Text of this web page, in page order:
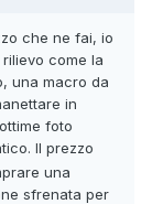
che ne fai, io
come la
una macro da
in
foto
Il prezzo
una
sfrenata per